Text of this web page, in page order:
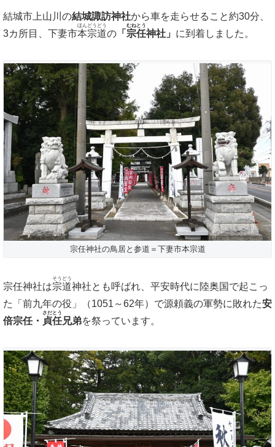
結城市上山川の結城諏訪神社から車を走らせること約30分、
3カ所目、下妻市本宗道
ほんどうどう
の 「 宗任
むねとう
神社」 に到着しました。
宗任神社の鳥居と参道＝下妻市本宗道
宗任神社は宗道
そうどう
神社とも呼ばれ、平安時代に陸奥国で起こっ
た「前九年の役」（1051～62年）で源頼義の軍勢に敗れた安
倍宗任・ 貞任
さだとう
兄弟を祭っています。